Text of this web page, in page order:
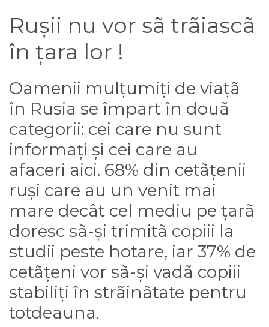
Rușii nu vor sã trãiascã
în țara lor !
Oamenii mulțumiți de viațã
în Rusia se împart în douã
categorii: cei care nu sunt
informați și cei care au
afaceri aici. 68% din cetãțenii
ruși care au un venit mai
mare decât cel mediu pe țarã
doresc sã-și trimitã copiii la
studii peste hotare, iar 37% de
cetãțeni vor sã-și vadã copiii
stabiliți în strãinãtate pentru
totdeauna.